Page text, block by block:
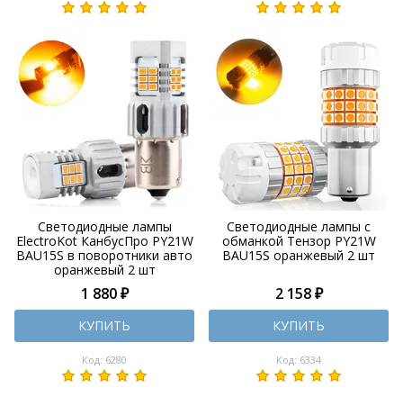
Светодиодные лампы
ElectroKot КанбусПро PY21W
BAU15S в поворотники авто
оранжевый 2 шт
1 880 ₽
КУПИТЬ
Код: 6280
Светодиодные лампы с
обманкой Тензор PY21W
BAU15S оранжевый 2 шт
2 158 ₽
КУПИТЬ
Код: 6334